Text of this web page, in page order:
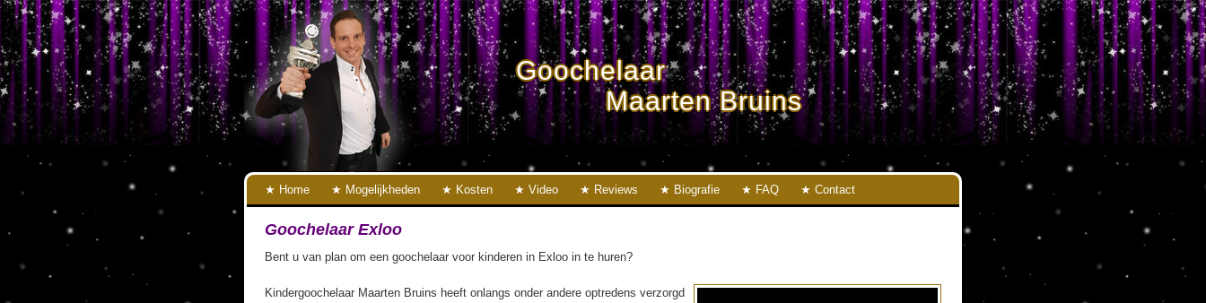
Goochelaar
Maarten Bruins
Home Mogelijkheden Kosten Video Reviews Biografie FAQ Contact
Goochelaar Exloo
Bent u van plan om een goochelaar voor kinderen in Exloo in te huren?
Kindergoochelaar Maarten Bruins heeft onlangs onder andere optredens verzorgd